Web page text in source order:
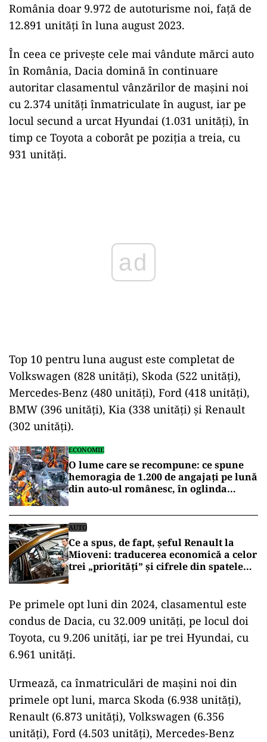
România doar 9.972 de autoturisme noi, faţă de
12.891 unităţi în luna august 2023.
În ceea ce priveşte cele mai vândute mărci auto
în România, Dacia domină în continuare
autoritar clasamentul vânzărilor de mașini noi
cu 2.374 unități înmatriculate în august, iar pe
locul secund a urcat Hyundai (1.031 unități), în
timp ce Toyota a coborât pe poziţia a treia, cu
931 unități.
Top 10 pentru luna august este completat de
Volkswagen (828 unități), Skoda (522 unități),
Mercedes-Benz (480 unități), Ford (418 unități),
BMW (396 unități), Kia (338 unități) și Renault
(302 unități).
ECONOMIE
O lume care se recompune: ce spune
hemoragia de 1.200 de angajați pe lună
din auto-ul românesc, în oglinda
AUTO
Ce a spus, de fapt, șeful Renault la
Mioveni: traducerea economică a celor
trei „priorități” și cifrele din spatele
Pe primele opt luni din 2024, clasamentul este
condus de Dacia, cu 32.009 unități, pe locul doi
Toyota, cu 9.206 unități, iar pe trei Hyundai, cu
6.961 unități.
Urmează, ca înmatriculări de mașini noi din
primele opt luni, marca Skoda (6.938 unități),
Renault (6.873 unități), Volkswagen (6.356
unități), Ford (4.503 unități), Mercedes-Benz